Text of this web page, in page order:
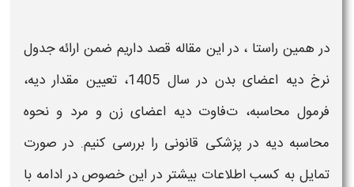
در همین راستا ، در این مقاله قصد داریم ضمن ارائهجدول
نرخ دیه اعضای بدن در سال 1405
، تعیین مقدار دیه،
فرمول محاسبه، تفاوت دیه اعضای زن و مرد و نحوه
محاسبه دیه در پزشکی قانونی را بررسی کنیم. در صورت
تمایل به کسب اطلاعات بیشتر در این خصوص در ادامه با